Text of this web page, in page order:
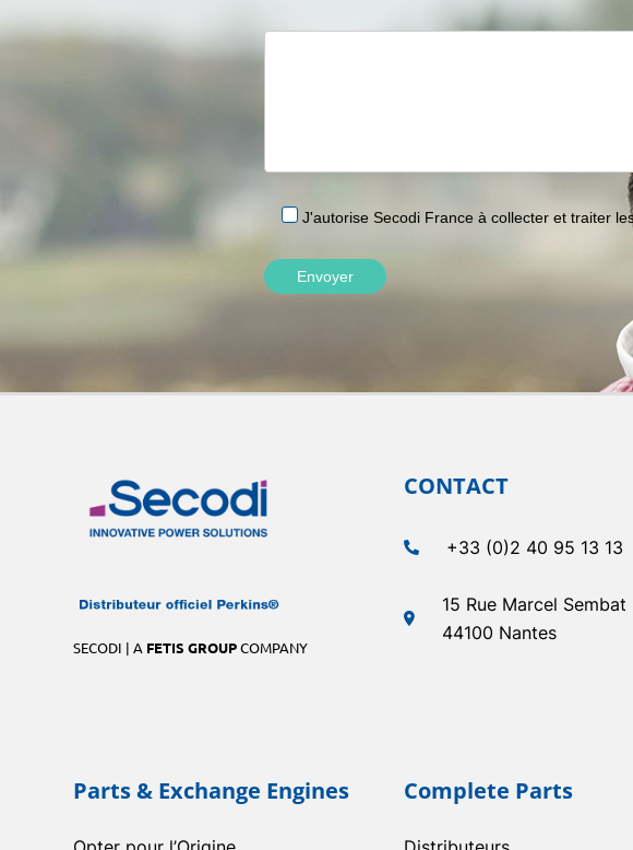
J'autorise Secodi France à collecter et traiter
SECODI | A FETIS GROUPCOMPANY
Parts & Exchange Engines
CONTACT
+33 (0)2 40 95 13 13
15 Rue Marcel Sembat
44100 Nantes
Complete Parts